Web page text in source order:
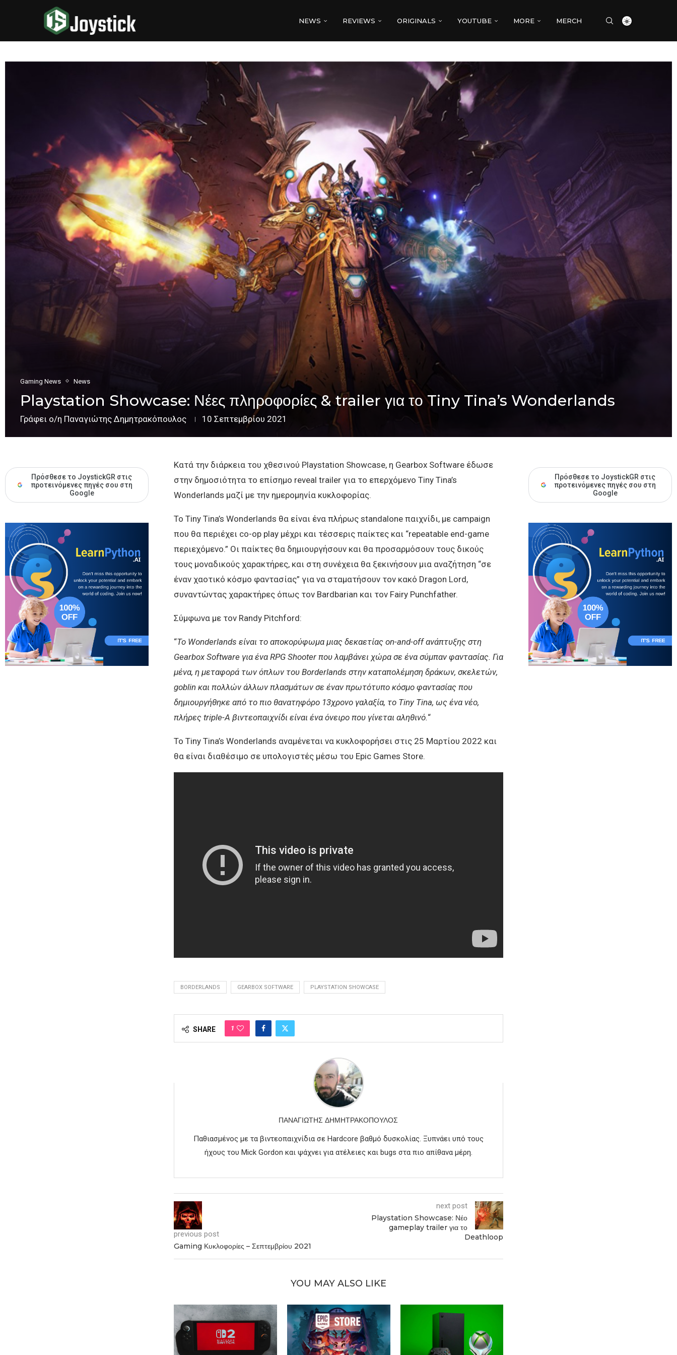
NEWS REVIEWS ORIGINALS YOUTUBE MORE MERCH
Gaming News News
Playstation Showcase: Νέες πληροφορίες & trailer για το Tiny Tina’s Wonderlands
Γράφει ο/η Παναγιώτης Δημητρακόπουλος 10 Σεπτεμβρίου 2021
Κατά την διάρκεια του χθεσινού Playstation Showcase, η Gearbox Software έδωσε
στην δημοσιότητα το επίσημο reveal trailer για το επερχόμενο Tiny Tina’s
Wonderlands μαζί με την ημερομηνία κυκλοφορίας.
Το Tiny Tina’s Wonderlands θα είναι ένα πλήρως standalone παιχνίδι, με campaign
που θα περιέχει co-op play μέχρι και τέσσερις παίκτες και “repeatable end-game
περιεχόμενο.” Οι παίκτες θα δημιουργήσουν και θα προσαρμόσουν τους δικούς
τους μοναδικούς χαρακτήρες, και στη συνέχεια θα ξεκινήσουν μια αναζήτηση “σε
έναν χαοτικό κόσμο φαντασίας” για να σταματήσουν τον κακό Dragon Lord,
συναντώντας χαρακτήρες όπως τον Bardbarian και τον Fairy Punchfather.
Σύμφωνα με τον Randy Pitchford:
“Το Wonderlands είναι το αποκορύφωμα μιας δεκαετίας on-and-off ανάπτυξης στη
Gearbox Software για ένα RPG Shooter που λαμβάνει χώρα σε ένα σύμπαν φαντασίας. Για
μένα, η μεταφορά των όπλων του Borderlands στην καταπολέμηση δράκων, σκελετών,
goblin και πολλών άλλων πλασμάτων σε έναν πρωτότυπο κόσμο φαντασίας που
δημιουργήθηκε από το πιο θανατηφόρο 13χρονο γαλαξία, το Tiny Tina, ως ένα νέο,
πλήρες triple-A βιντεοπαιχνίδι είναι ένα όνειρο που γίνεται αληθινό.“
Το Tiny Tina’s Wonderlands αναμένεται να κυκλοφορήσει στις 25 Μαρτίου 2022 και
θα είναι διαθέσιμο σε υπολογιστές μέσω του Epic Games Store.
BORDERLANDS GEARBOX SOFTWARE PLAYSTATION SHOWCASE
SHARE 1
ΠΑΝΑΓΙΏΤΗΣ ΔΗΜΗΤΡΑΚΌΠΟΥΛΟΣ
Παθιασμένος με τα βιντεοπαιχνίδια σε Hardcore βαθμό δυσκολίας. Ξυπνάει υπό τους
ήχους του Mick Gordon και ψάχνει για ατέλειες και bugs στα πιο απίθανα μέρη.
previous post
Gaming Κυκλοφορίες – Σεπτεμβρίου 2021
next post
Playstation Showcase: Νέο
gameplay trailer για το
Deathloop
YOU MAY ALSO LIKE
Πρόσθεσε το JoystickGR στις
προτεινόμενες πηγές σου στη
Google
Πρόσθεσε το JoystickGR στις
προτεινόμενες πηγές σου στη
Google